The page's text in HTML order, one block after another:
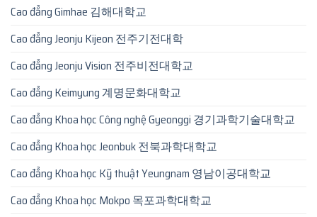
Cao đẳng Gimhae 김해대학교
Cao đẳng Jeonju Kijeon 전주기전대학
Cao đẳng Jeonju Vision 전주비전대학교
Cao đẳng Keimyung 계명문화대학교
Cao đẳng Khoa học Công nghệ Gyeonggi 경기과학기술대학교
Cao đẳng Khoa học Jeonbuk 전북과학대학교
Cao đẳng Khoa học Kỹ thuật Yeungnam 영남이공대학교
Cao đẳng Khoa học Mokpo 목포과학대학교